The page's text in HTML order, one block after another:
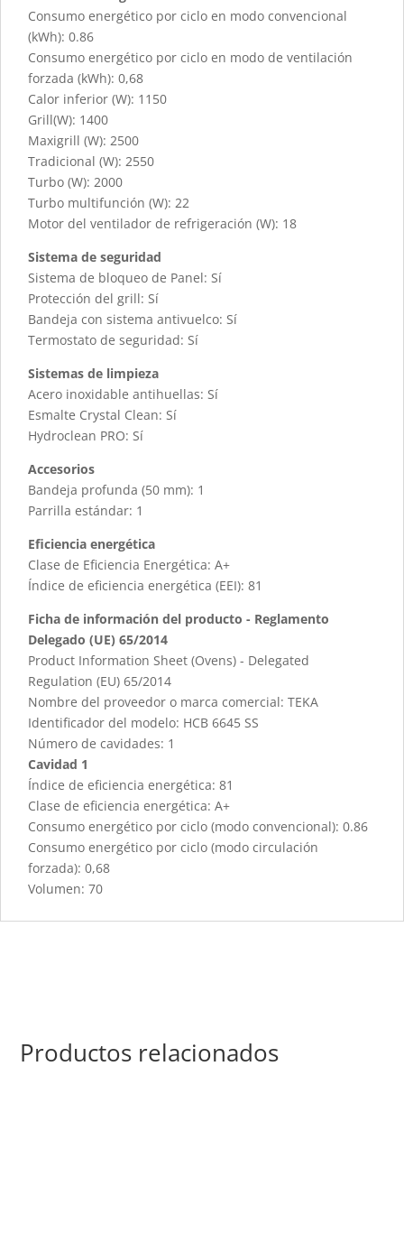
Consumo energético por ciclo en modo convencional
(kWh): 0.86
Consumo energético por ciclo en modo de ventilación
forzada (kWh): 0,68
Calor inferior (W): 1150
Grill(W): 1400
Maxigrill (W): 2500
Tradicional (W): 2550
Turbo (W): 2000
Turbo multifunción (W): 22
Motor del ventilador de refrigeración (W): 18
Sistema de seguridad
Sistema de bloqueo de Panel: Sí
Protección del grill: Sí
Bandeja con sistema antivuelco: Sí
Termostato de seguridad: Sí
Sistemas de limpieza
Acero inoxidable antihuellas: Sí
Esmalte Crystal Clean: Sí
Hydroclean PRO: Sí
Accesorios
Bandeja profunda (50 mm): 1
Parrilla estándar: 1
Eficiencia energética
Clase de Eficiencia Energética: A+
Índice de eficiencia energética (EEI): 81
Ficha de información del producto - Reglamento
Delegado (UE) 65/2014
Product Information Sheet (Ovens) - Delegated
Regulation (EU) 65/2014
Nombre del proveedor o marca comercial: TEKA
Identificador del modelo: HCB 6645 SS
Número de cavidades: 1
Cavidad 1
Índice de eficiencia energética: 81
Clase de eficiencia energética: A+
Consumo energético por ciclo (modo convencional): 0.86
Consumo energético por ciclo (modo circulación
forzada): 0,68
Volumen: 70
Productos relacionados